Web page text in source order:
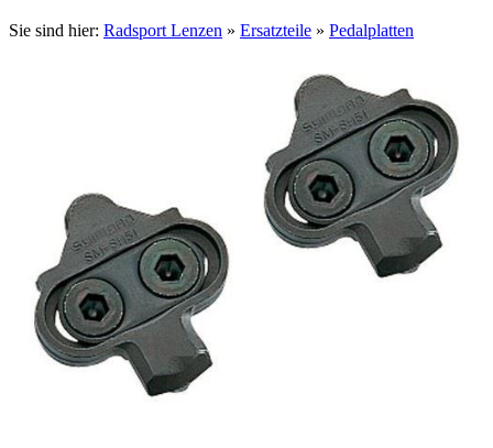
Sie sind hier: Radsport Lenzen » Ersatzteile » Pedalplatten